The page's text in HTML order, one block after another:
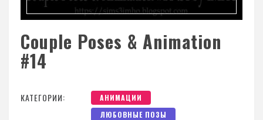
Couple Poses & Animation
#14
КАТЕГОРИИ:
АНИМАЦИИ
ЛЮБОВНЫЕ ПОЗЫ